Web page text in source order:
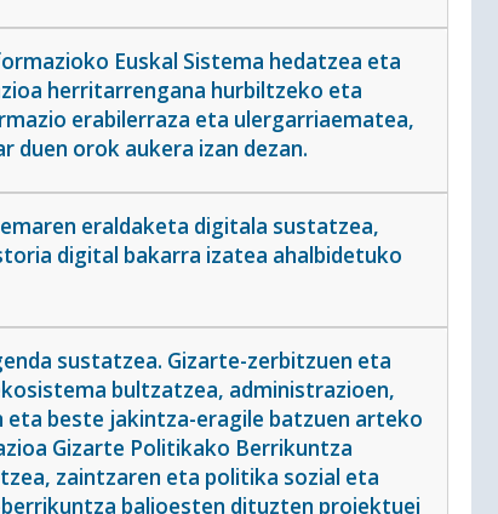
Euskal Sistema hedatzea eta
herritarrengana hurbiltzeko eta
erabilerraza eta ulergarriaematea,
duen orok aukera izan dezan.
eraldaketa digitala sustatzea,
digital bakarra izatea ahalbidetuko
sustatzea. Gizarte-zerbitzuen eta
bultzatzea, administrazioen,
beste jakintza-eragile batzuen arteko
Gizarte Politikako Berrikuntza
zaintzaren eta politika sozial eta
balioesten dituzten proiektuei